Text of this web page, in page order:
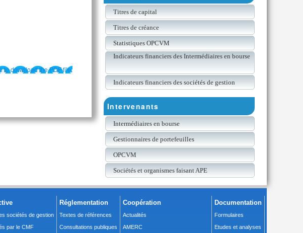
to download the PDF file.
Titres de capital
Titres de créance
Statistiques OPCVM
Indicateurs financiers des Intermédiaires en bourse
Indicateurs financiers des sociétés de gestion
Intervenants
Intermédiaires en bourse
Gestionnaires de portefeuilles
OPCVM
Sociétés et organismes faisant APE
sociétés de gestion
par le CMF
Réglementation
Textes de références
Consultations publiques
Coopération
Actualités
AMERC
Documentation
Formulaires
Etudes et analyses